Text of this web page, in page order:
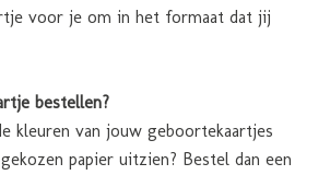
voor je om in het formaat dat jij
bestellen?
kleuren van jouw geboortekaartjes
papier uitzien? Bestel dan een